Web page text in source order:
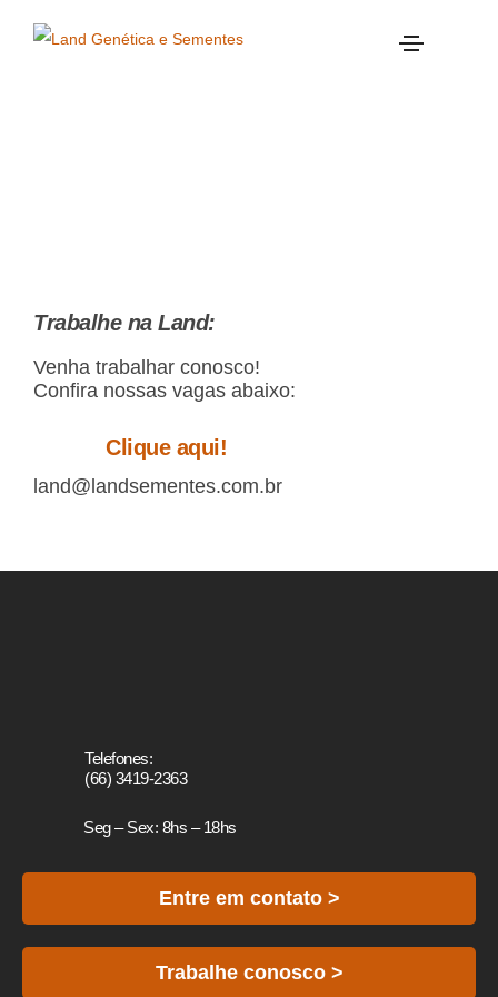
Trabalhe na Land:
Venha trabalhar conosco!
Confira nossas vagas abaixo:
Clique aqui!
land@landsementes.com.br
Telefones:
(66) 3419-2363
Seg – Sex: 8hs – 18hs
Entre em contato >
Trabalhe conosco >